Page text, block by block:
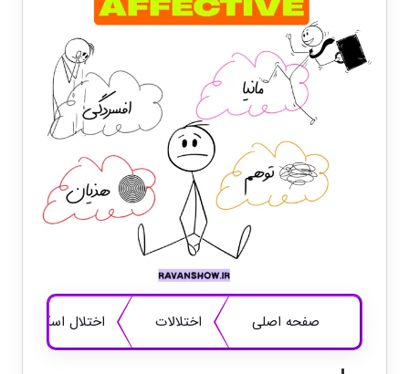
صفحه اصلی اختلالات اختلال اسکیزو